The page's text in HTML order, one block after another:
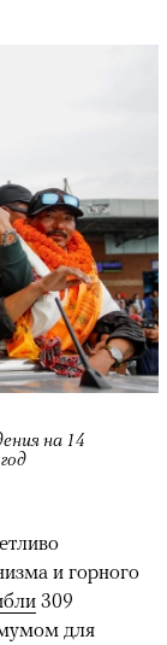
на 14
и горного
309
для